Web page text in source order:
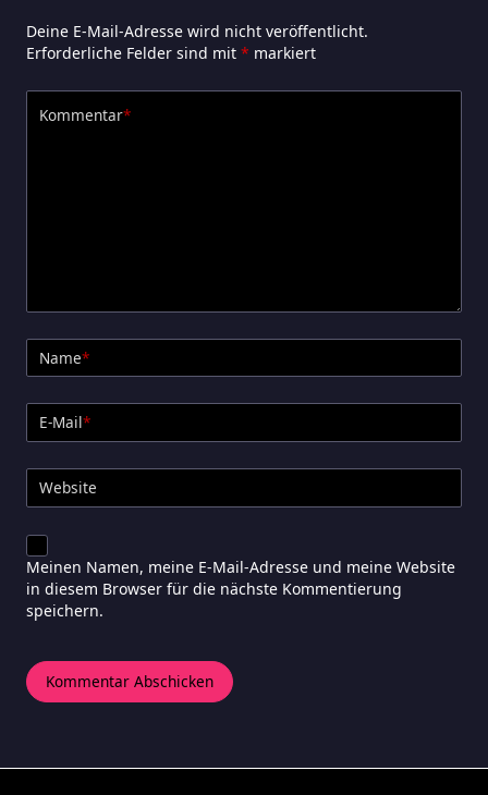
Deine E-Mail-Adresse wird nicht veröffentlicht.
Erforderliche Felder sind mit * markiert
Kommentar*
Name*
E-Mail*
Website
Meinen Namen, meine E-Mail-Adresse und meine Website
in diesem Browser für die nächste Kommentierung
speichern.